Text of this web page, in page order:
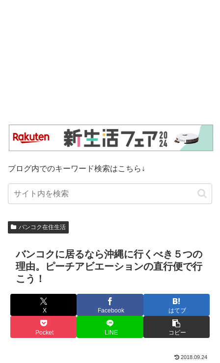
ブログ内でのキーワード検索はこちら↓
バンコク在住生活
バンコクに居るなら沖縄に行くべき５つの
理由。ピーチアビエーションの直行便で行
こう！
X Facebook はてブ
Pocket LINE コピー
2018.09.24